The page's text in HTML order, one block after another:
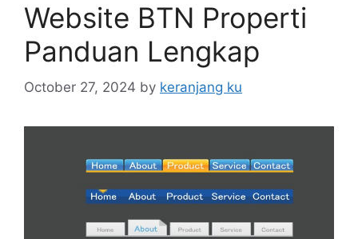
Website BTN Properti
Panduan Lengkap
October 27, 2024 by keranjang ku